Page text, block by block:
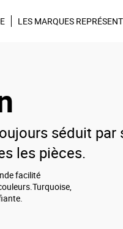
LES MARQUES
séduit
les pièces.
facilité